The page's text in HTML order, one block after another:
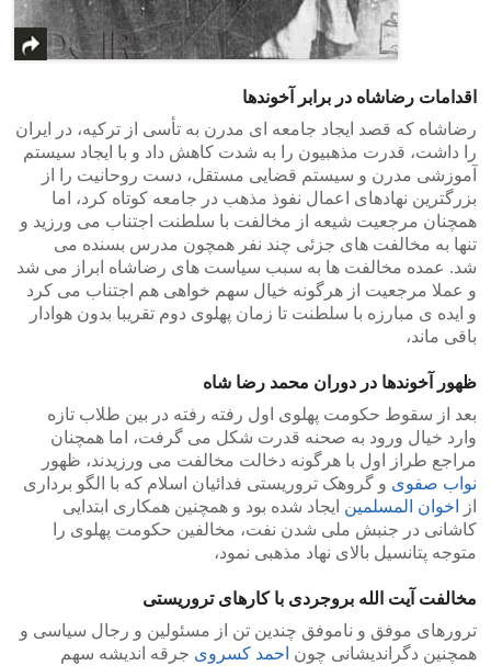
اقدامات رضاشاه در برابر آخوندها
رضاشاه که قصد ایجاد جامعه ای مدرن به تأسی از ترکیه، در ایران
را داشت، قدرت مذهبیون را به شدت کاهش داد و با ایجاد سیستم
آموزشی مدرن و سیستم قضایی مستقل، دست روحانیت را از
بزرگترین نهادهای اعمال نفوذ مذهب در جامعه کوتاه کرد، اما
همچنان مرجعیت شیعه از مخالفت با سلطنت اجتناب می ورزید و
تنها به مخالفت های جزئی چند نفر همچون مدرس بسنده می
شد. عمده مخالفت ها به سبب سیاست های رضاشاه ابراز می شد
و عملا مرجعیت از هرگونه خیال سهم خواهی هم اجتناب می کرد
و ایده ی مبارزه با سلطنت تا زمان پهلوی دوم تقریبا بدون هوادار
باقی ماند،
ظهور آخوندها در دوران محمد رضا شاه
بعد از سقوط حکومت پهلوی اول رفته رفته در بین طلاب تازه
وارد خیال ورود به صحنه قدرت شکل می گرفت، اما همچنان
مراجع طراز اول با هرگونه دخالت مخالفت می ورزیدند، ظهور
نواب صفوی و گروهک تروریستی فدائیان اسلام که با الگو برداری
از
اخوان المسلمین ایجاد شده بود و همچنین همکاری ابتدایی
کاشانی در جنبش ملی شدن نفت، مخالفین حکومت پهلوی را
متوجه پتانسیل بالای نهاد مذهبی نمود،
مخالفت آیت الله بروجردی با کارهای تروریستی
ترورهای موفق و ناموفق چندین تن از مسئولین و رجال سیاسی و
همچنین دگراندیشانی چون احمد کسروی جرقه اندیشه سهم